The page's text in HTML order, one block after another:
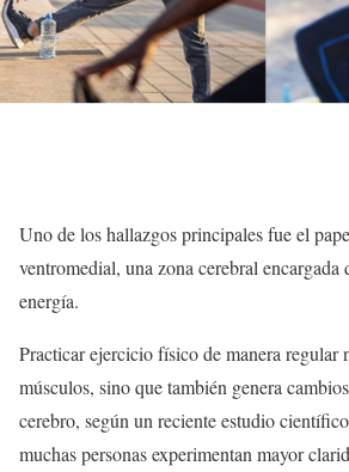
Uno de los hallazgos principales fue el
ventromedial, una zona cerebral encargada
energía.
Practicar ejercicio físico de manera regular
músculos, sino que también genera
cerebro, según un reciente estudio
muchas personas experimentan mayor